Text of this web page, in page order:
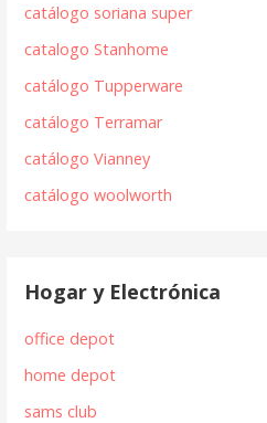
catálogo soriana super
catalogo Stanhome
catálogo Tupperware
catálogo Terramar
catálogo Vianney
catálogo woolworth
Hogar y Electrónica
office depot
home depot
sams club